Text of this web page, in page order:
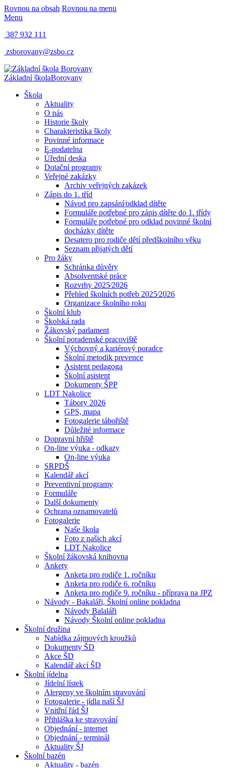
Rovnou na obsah Rovnou na menu
Menu
387 932 111
zsborovany@zsbo.cz
Základní školaBorovany
Škola
Aktuality
O nás
Historie školy
Charakteristika školy
Povinné informace
E-podatelna
Úřední deska
Dotační programy
Veřejné zakázky
Archiv veřejných zakázek
Zápis do 1. tříd
Návod pro zapsání⁄odklad dítěte
Formuláře potřebné pro zápis dítěte do 1. třídy
Formuláře potřebné pro odklad povinné školní
docházky dítěte
Desatero pro rodiče dětí předškolního věku
Seznam přijatých dětí
Pro žáky
Schránka důvěry
Absolventské práce
Rozvrhy 2025⁄2026
Přehled školních potřeb 2025⁄2026
Organizace školního roku
Školní klub
Školská rada
Žákovský parlament
Školní poradenské pracoviště
Výchovný a kariérový poradce
Školní metodik prevence
Asistent pedagoga
Školní asistent
Dokumenty ŠPP
LDT Nakolice
Tábory 2026
GPS, mapa
Fotogalerie tábořiště
Důležité informace
Dopravní hřiště
On-line výuka - odkazy
On-line výuka
SRPDŠ
Kalendář akcí
Preventivní programy
Formuláře
Další dokumenty
Ochrana oznamovatelů
Fotogalerie
Naše škola
Foto z našich akcí
LDT Nakolice
Školní žákovská knihovna
Ankety
Anketa pro rodiče 1. ročníku
Anketa pro rodiče 6. ročníku
Anketa pro rodiče 9. ročníku - příprava na JPZ
Návody - Bakaláři, Školní online pokladna
Návody Balaláři
Návody Školní online pokladna
Školní družina
Nabídka zájmových kroužků
Dokumenty ŠD
Akce ŠD
Kalendář akcí ŠD
Školní jídelna
Jídelní lístek
Alergeny ve školním stravování
Fotogalerie - jídla naší ŠJ
Vnitřní řád ŠJ
Přihláška ke stravování
Objednání - internet
Objednání - terminál
Aktuality ŠJ
Školní bazén
Aktuality - bazén